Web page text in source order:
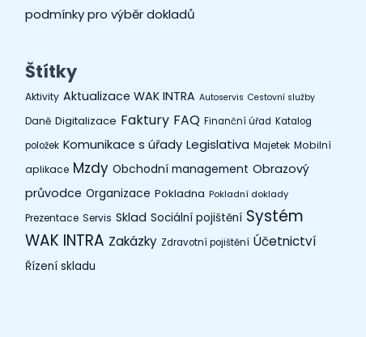
podmínky pro výběr dokladů
Štítky
Aktivity Aktualizace WAK INTRA Autoservis Cestovní služby
Daně Digitalizace Faktury FAQ Finanční úřad Katalog
položek Komunikace s úřady Legislativa Majetek Mobilní
aplikace Mzdy Obchodní management Obrazový
průvodce Organizace Pokladna Pokladní doklady
Prezentace Servis Sklad Sociální pojištění Systém
WAK INTRA Zakázky Zdravotní pojištění Účetnictví
Řízení skladu